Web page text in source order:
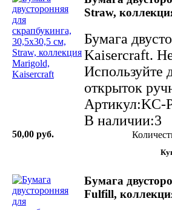
Straw,
Бумага
Kaisercraft.
Используйте
открыток
Артикул:KC-
В наличии:3
50,00 руб.
Бумага
Fulfill,